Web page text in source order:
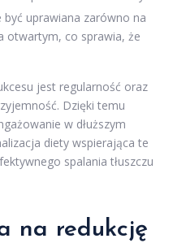
uprawiana zarówno na
otwartym, co sprawia, że
jest regularność oraz
Dzięki temu
w dłuższym
diety wspierająca te
spalania tłuszczu
na redukcję